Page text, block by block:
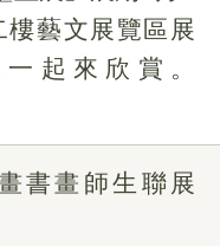
樓藝文展覽區展
起來欣賞。
書畫師生聯展